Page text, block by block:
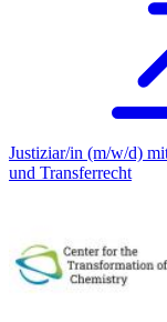
Justiziar/in (m/w/d)
und Transferrecht